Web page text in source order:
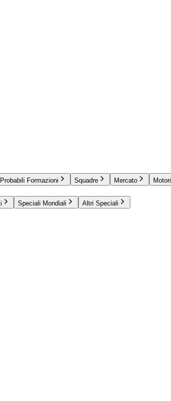
Probabili Formazioni Squadre Mercato Motori
Speciali Mondiali Altri Speciali